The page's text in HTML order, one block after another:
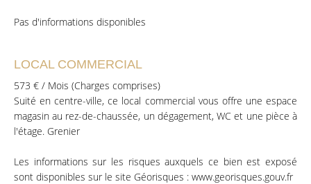
Pas d'informations disponibles
LOCAL COMMERCIAL
573 € / Mois (Charges comprises)
Suité en centre-ville, ce local commercial vous offre une espace
magasin au rez-de-chaussée, un dégagement, WC et une pièce à
l'étage. Grenier
Les informations sur les risques auxquels ce bien est exposé
sont disponibles sur le site Géorisques : www.georisques.gouv.fr